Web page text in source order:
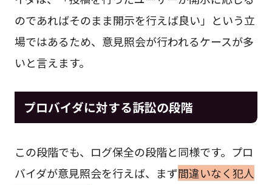
のであればそのまま開示を行えば良い」という立
場ではあるため、意見照会が行われるケースが多
いと言えます。
プロバイダに対する訴訟の段階
この段階でも、ログ保全の段階と同様です。プロ
バイダが意見照会を行えば、まず間違いなく犯人